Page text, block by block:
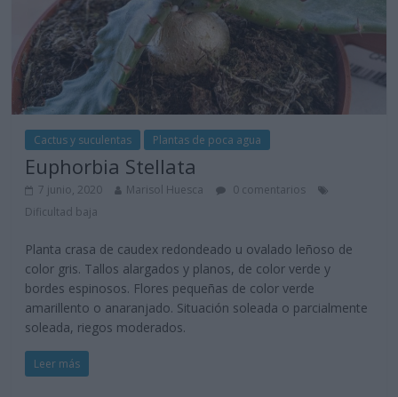
Cactus y suculentas Plantas de poca agua
Euphorbia Stellata
7 junio, 2020 Marisol Huesca
0 comentarios
Dificultad baja
Planta crasa de caudex redondeado u ovalado leñoso de
color gris. Tallos alargados y planos, de color verde y
bordes espinosos. Flores pequeñas de color verde
amarillento o anaranjado. Situación soleada o parcialmente
soleada, riegos moderados.
Leer más